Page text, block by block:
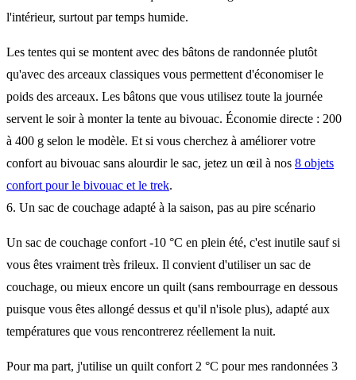
l'intérieur, surtout par temps humide.
Les tentes qui se montent avec des bâtons de randonnée plutôt
qu'avec des arceaux classiques vous permettent d'économiser le
poids des arceaux. Les bâtons que vous utilisez toute la journée
servent le soir à monter la tente au bivouac. Économie directe : 200
à 400 g selon le modèle. Et si vous cherchez à améliorer votre
confort au bivouac sans alourdir le sac, jetez un œil à nos 8 objets
confort pour le bivouac et le trek.
6. Un sac de couchage adapté à la saison, pas au pire scénario
Un sac de couchage confort -10 °C en plein été, c'est inutile sauf si
vous êtes vraiment très frileux. Il convient d'utiliser un sac de
couchage, ou mieux encore un quilt (sans rembourrage en dessous
puisque vous êtes allongé dessus et qu'il n'isole plus), adapté aux
températures que vous rencontrerez réellement la nuit.
Pour ma part, j'utilise un quilt confort 2 °C pour mes randonnées 3